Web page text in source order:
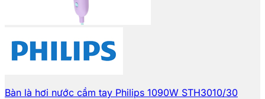
Bàn là hơi nước cầm tay Philips 1090W STH3010/30